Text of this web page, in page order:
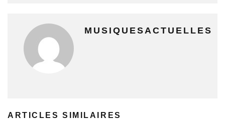
MUSIQUESACTUELLES
ARTICLES SIMILAIRES